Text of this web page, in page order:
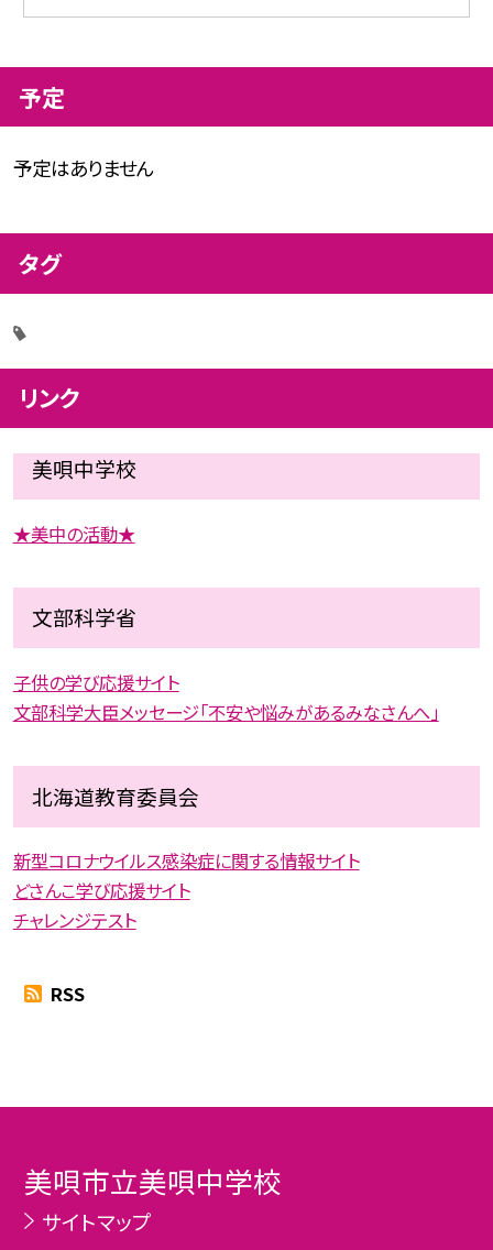
予定
予定はありません
タグ
リンク
美唄中学校
★美中の活動★
文部科学省
子供の学び応援サイト
文部科学大臣メッセージ「不安や悩みがあるみなさんへ」
北海道教育委員会
新型コロナウイルス感染症に関する情報サイト
どさんこ学び応援サイト
チャレンジテスト
RSS
美唄市立美唄中学校
サイトマップ